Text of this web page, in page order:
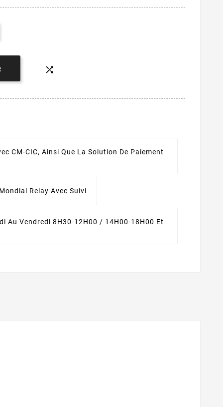

CM-CIC, Ainsi Que La Solution De Paiement
Relay Avec Suivi
Au Vendredi 8H30-12H00 / 14H00-18H00 Et